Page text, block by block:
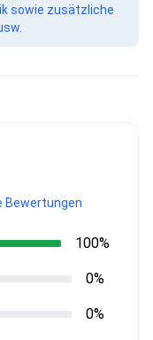
sowie zusätzliche
Bewertungen
0%
0%
100%